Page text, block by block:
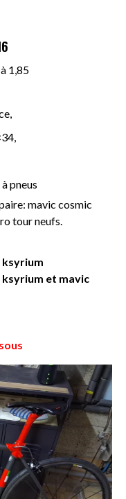
1,85
pneus
mavic cosmic
tour neufs.
ksyrium
ksyrium et mavic